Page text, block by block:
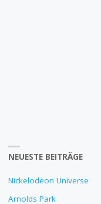
NEUESTE BEITRÄGE
Nickelodeon Universe
Arnolds Park